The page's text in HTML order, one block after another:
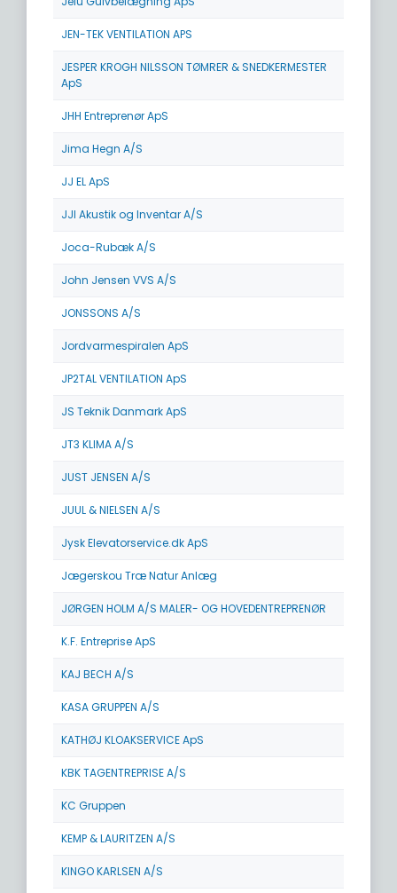
JEN-TEK VENTILATION APS
JESPER KROGH NILSSON TØMRER & SNEDKERMESTER
ApS
JHH Entreprenør ApS
Jima Hegn A/S
JJ EL ApS
JJI Akustik og Inventar A/S
Joca-Rubæk A/S
John Jensen VVS A/S
JONSSONS A/S
Jordvarmespiralen ApS
JP2TAL VENTILATION ApS
JS Teknik Danmark ApS
JT3 KLIMA A/S
JUST JENSEN A/S
JUUL & NIELSEN A/S
Jysk Elevatorservice.dk ApS
Jægerskou Træ Natur Anlæg
JØRGEN HOLM A/S MALER- OG HOVEDENTREPRENØR
K.F. Entreprise ApS
KAJ BECH A/S
KASA GRUPPEN A/S
KATHØJ KLOAKSERVICE ApS
KBK TAGENTREPRISE A/S
KC Gruppen
KEMP & LAURITZEN A/S
KINGO KARLSEN A/S